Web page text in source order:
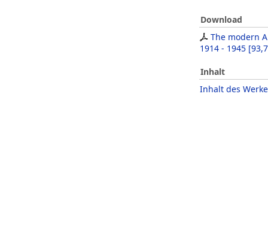
Download
The modern
1914 - 1945 [
Inhalt
Inhalt des